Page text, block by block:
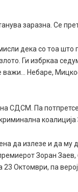
заразна. Се
дека со тоа што
Ги избркаа
важи… Небаре,
на СДСМ. Па
да излезе и да му
Зоран
Октомври, па